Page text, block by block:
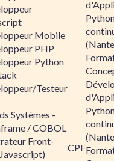
Mobile
PHP
Python
Testeur
Systèmes -
/ COBOL
Front-
CPF